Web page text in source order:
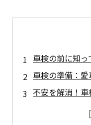
車検の前に知
車検の準備：
不安を解消！
スムーズな車